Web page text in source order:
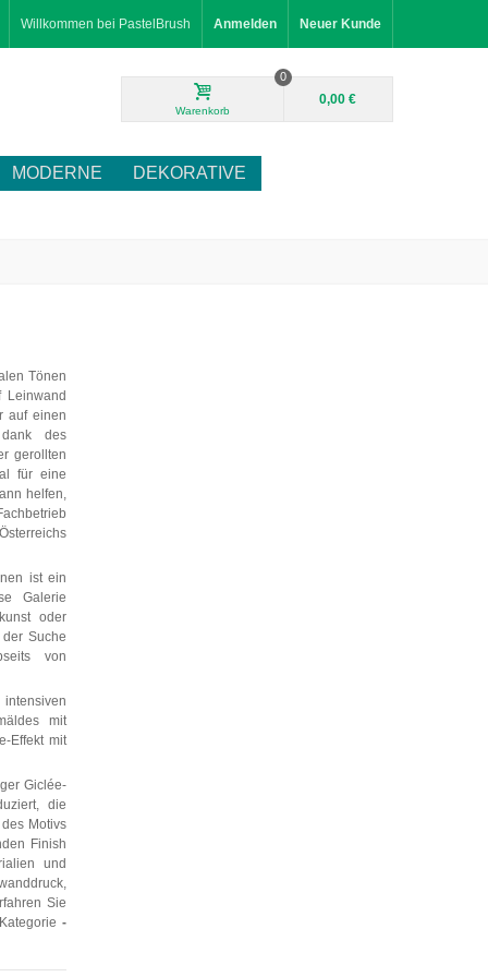
Willkommen bei PastelBrush Anmelden Neuer Kunde
Warenkorb
0
0,00 €
MODERNE
DEKORATIVE
Tönen
Leinwand
auf einen
des
gerollten
für eine
helfen,
ist ein
Galerie
oder
Suche
von
mit
Effekt mit
Giclée-
die
Motivs
Finish
und
Sie
-